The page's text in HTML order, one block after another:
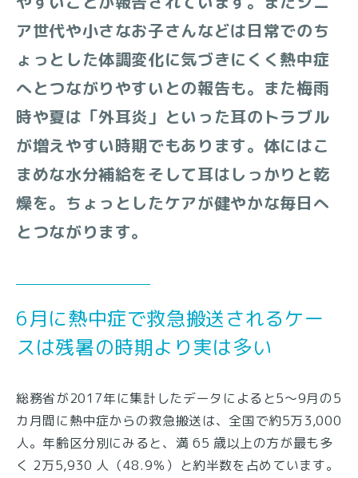
ア世代や小さなお子さんなどは日常でのち
ょっとした体調変化に気づきにくく熱中症
へとつながりやすいとの報告も。また梅雨
時や夏は「外耳炎」といった耳のトラブル
が増えやすい時期でもあります。体にはこ
まめな水分補給をそして耳はしっかりと乾
燥を。ちょっとしたケアが健やかな毎日へ
とつながります。
6月に熱中症で救急搬送されるケー
スは残暑の時期より実は多い
総務省が2017年に集計したデータによると5～9月の5
カ月間に熱中症からの救急搬送は、全国で約5万3,000
人。年齢区分別にみると、満 65 歳以上の方が最も多
く 2万5,930 人（48.9％）と約半数を占めています。